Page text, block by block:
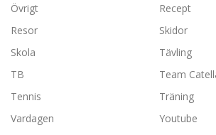
Övrigt
Recept
Resor
Skidor
Skola
Tävling
TB
Team
Tennis
Träning
Vardagen
Youtube